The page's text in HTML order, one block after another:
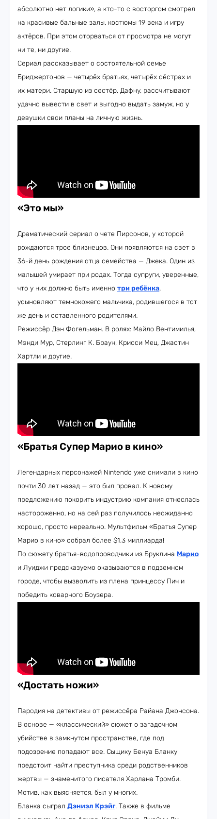
абсолютно нет логики», а кто-то с восторгом смотрел
на красивые бальные залы, костюмы 19 века и игру
актёров. При этом оторваться от просмотра не могут
ни те, ни другие.
Сериал рассказывает о состоятельной семье
Бриджертонов — четырёх братьях, четырёх сёстрах и
их матери. Старшую из сестёр, Дафну, рассчитывают
удачно вывести в свет и выгодно выдать замуж, но у
девушки свои планы на личную жизнь.
«Это мы»
Драматический сериал о чете Пирсонов, у которой
рождаются трое близнецов. Они появляются на свет в
36-й день рождения отца семейства — Джека. Один из
малышей умирает при родах. Тогда супруги, уверенные,
что у них должно быть именно три ребёнка,
усыновляют темнокожего мальчика, родившегося в тот
же день и оставленного родителями.
Режиссёр Дэн Фогельман. В ролях: Майло Вентимилья,
Мэнди Мур, Стерлинг К. Браун, Крисси Мец, Джастин
Хартли и другие.
«Братья Супер Марио в кино»
Легендарных персонажей Nintendo уже снимали в кино
почти 30 лет назад — это был провал. К новому
предложению покорить индустрию компания отнеслась
настороженно, но на сей раз получилось неожиданно
хорошо, просто нереально. Мультфильм «Братья Супер
Марио в кино» собрал более $1,3 миллиарда!
По сюжету братья-водопроводчики из Бруклина Марио
и Луиджи предсказуемо оказываются в подземном
городе, чтобы вызволить из плена принцессу Пич и
победить коварного Боузера.
«Достать ножи»
Пародия на детективы от режиссёра Райана Джонсона.
В основе — «классический» сюжет о загадочном
убийстве в замкнутом пространстве, где под
подозрение попадают все. Сыщику Бенуа Бланку
предстоит найти преступника среди родственников
жертвы — знаменитого писателя Харлана Тромби.
Мотив, как выясняется, был у многих.
Бланка сыграл Дэниэл Крэйг. Также в фильме